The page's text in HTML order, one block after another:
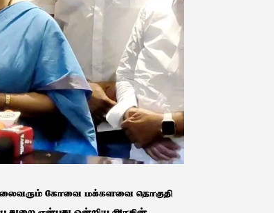
தலைவரும் கோவை மக்களவை தொகுதி